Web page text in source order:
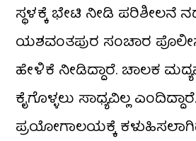
ಸ್ಥಳಕ್ಕೆ ಭೇಟಿ ನೀಡಿ ಪರಿಶೀಲನೆ
ಯಶವಂತಪುರ ಸಂಚಾರ
ಹೇಳಿಕೆ ನೀಡಿದ್ದಾರೆ. ಚಾಲಕ
ಕೈಗೊಳ್ಳಲು ಸಾಧ್ಯವಿಲ್ಲ
ಪ್ರಯೋಗಾಲಯಕ್ಕೆ